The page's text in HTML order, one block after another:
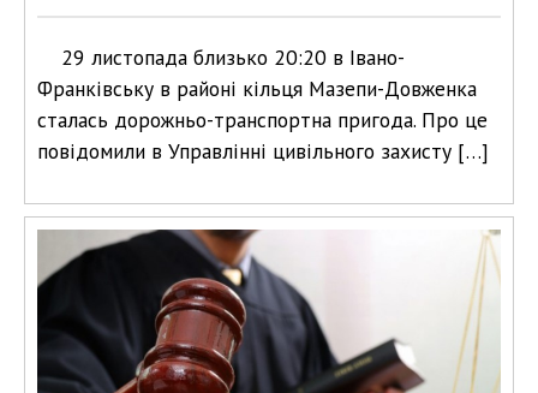
29 листопада близько 20:20 в Івано-
Франківську в районі кільця Мазепи-Довженка
сталась дорожньо-транспортна пригода. Про це
повідомили в Управлінні цивільного захисту […]